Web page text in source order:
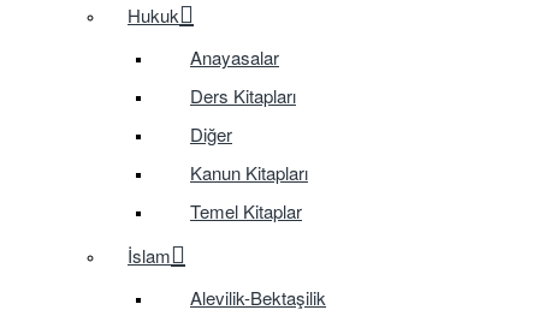
Hukuk
Anayasalar
Ders Kitapları
Diğer
Kanun Kitapları
Temel Kitaplar
İslam
Alevilik-Bektaşilik